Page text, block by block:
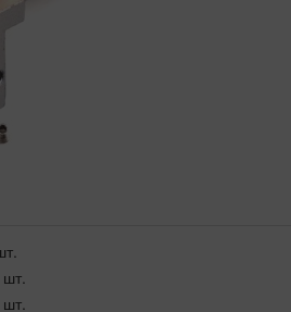
шт.
шт.